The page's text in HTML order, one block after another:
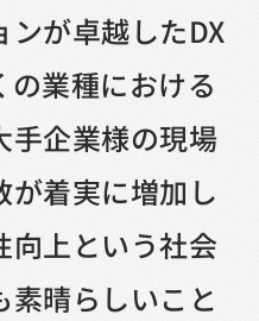
が卓越したDX
業種における
手企業様の現場
が着実に増加し
向上という社会
素晴らしいこと